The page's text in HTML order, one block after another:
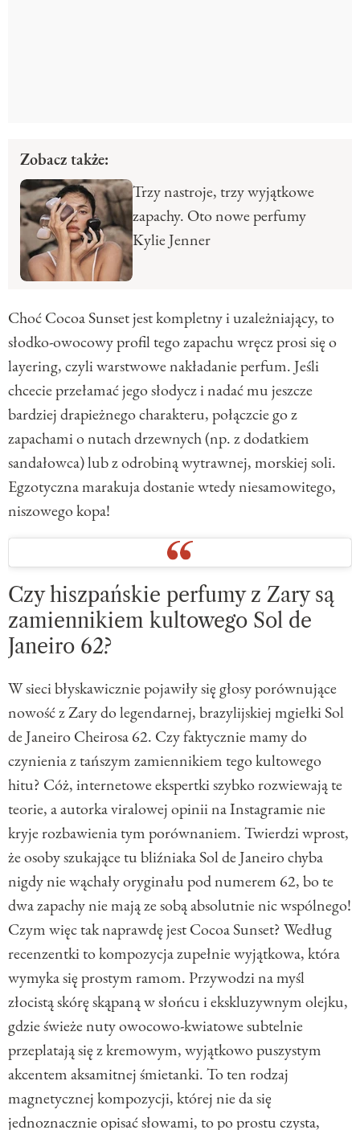
Zobacz także:
Trzy nastroje, trzy wyjątkowe
zapachy. Oto nowe perfumy
Kylie Jenner
Choć Cocoa Sunset jest kompletny i uzależniający, to
słodko-owocowy profil tego zapachu wręcz prosi się o
layering, czyli warstwowe nakładanie perfum. Jeśli
chcecie przełamać jego słodycz i nadać mu jeszcze
bardziej drapieżnego charakteru, połączcie go z
zapachami o nutach drzewnych (np. z dodatkiem
sandałowca) lub z odrobiną wytrawnej, morskiej soli.
Egzotyczna marakuja dostanie wtedy niesamowitego,
niszowego kopa!
Czy hiszpańskie perfumy z Zary są
zamiennikiem kultowego Sol de
Janeiro 62?
W sieci błyskawicznie pojawiły się głosy porównujące
nowość z Zary do legendarnej, brazylijskiej mgiełki Sol
de Janeiro Cheirosa 62. Czy faktycznie mamy do
czynienia z tańszym zamiennikiem tego kultowego
hitu? Cóż, internetowe ekspertki szybko rozwiewają te
teorie, a autorka viralowej opinii na Instagramie nie
kryje rozbawienia tym porównaniem. Twierdzi wprost,
że osoby szukające tu bliźniaka Sol de Janeiro chyba
nigdy nie wąchały oryginału pod numerem 62, bo te
dwa zapachy nie mają ze sobą absolutnie nic wspólnego!
Czym więc tak naprawdę jest Cocoa Sunset? Według
recenzentki to kompozycja zupełnie wyjątkowa, która
wymyka się prostym ramom. Przywodzi na myśl
złocistą skórę skąpaną w słońcu i ekskluzywnym olejku,
gdzie świeże nuty owocowo-kwiatowe subtelnie
przeplatają się z kremowym, wyjątkowo puszystym
akcentem aksamitnej śmietanki. To ten rodzaj
magnetycznej kompozycji, której nie da się
jednoznacznie opisać słowami, to po prostu czysta,